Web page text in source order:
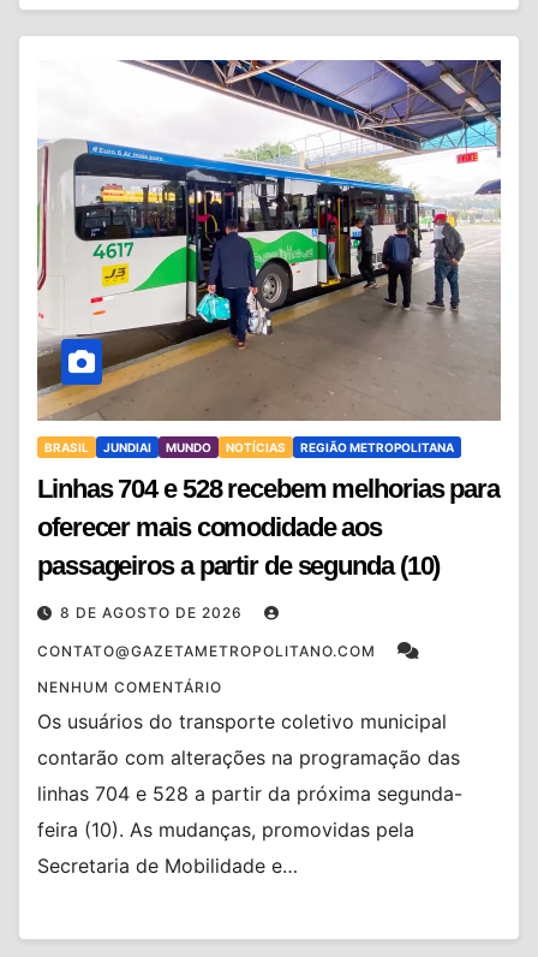
BRASIL JUNDIAI MUNDO NOTÍCIAS REGIÃO METROPOLITANA
Linhas 704 e 528 recebem melhorias para
oferecer mais comodidade aos
passageiros a partir de segunda (10)
8 DE AGOSTO DE 2026
CONTATO@GAZETAMETROPOLITANO.COM
NENHUM COMENTÁRIO
Os usuários do transporte coletivo municipal
contarão com alterações na programação das
linhas 704 e 528 a partir da próxima segunda-
feira (10). As mudanças, promovidas pela
Secretaria de Mobilidade e…